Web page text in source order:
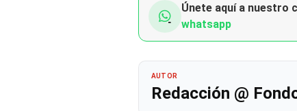
Únete aquí a nuestro
whatsapp
AUTOR
Redacción @